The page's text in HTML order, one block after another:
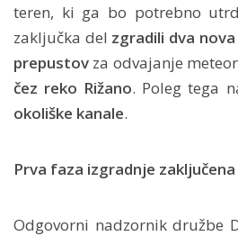
teren, ki ga bo potrebno
zaključka del zgradili dva
prepustov za odvajanje
čez reko Rižano. Poleg tega
okoliške kanale.
Prva faza izgradnje
Odgovorni nadzornik družbe